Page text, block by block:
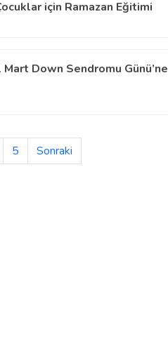
için Ramazan Eğitimi
Down Sendromu Günü’ne
5 Sonraki